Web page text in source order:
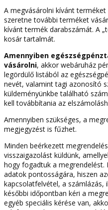
A megvásárolni kívánt
szeretne további terméket
kívánt termék darabszámát. A
kosár tartalmát.
Amennyiben
vásárolni, akkor webáruház
legördülő listából az
nevét, valamint tagi azonosító
küldeményünkbe található
kell továbbítania az
Amennyiben szükséges, a
megjegyzést is fűzhet.
Minden beérkezett
visszaigazolást küldünk,
hogy fogadtuk a
adatok pontosságára, hiszen
kapcsolatfelvétel, a számlázás,
későbbi időpontban kéri a
egyéb speciális kérése van,